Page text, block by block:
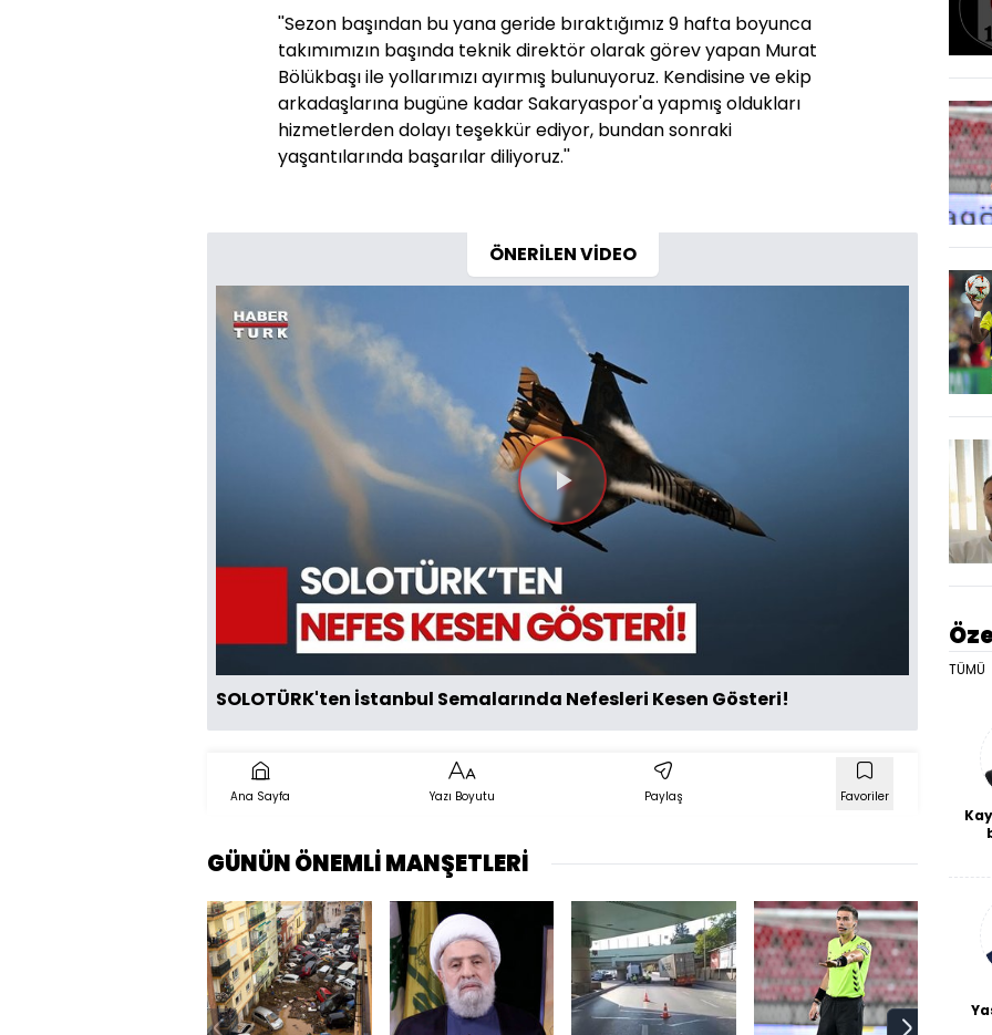
''Sezon başından bu yana geride bıraktığımız 9 hafta boyunca
takımımızın başında teknik direktör olarak görev yapan Murat
Bölükbaşı ile yollarımızı ayırmış bulunuyoruz. Kendisine ve ekip
arkadaşlarına bugüne kadar Sakaryaspor'a yapmış oldukları
hizmetlerden dolayı teşekkür ediyor, bundan sonraki
yaşantılarında başarılar diliyoruz.''
ÖNERİLEN VİDEO
Videoyu
Oynat
SOLOTÜRK'ten İstanbul Semalarında Nefesleri Kesen Gösteri!
Ana Sayfa Yazı Boyutu Paylaş Favoriler
GÜNÜN ÖNEMLİ MANŞETLERİ
TÜMÜ